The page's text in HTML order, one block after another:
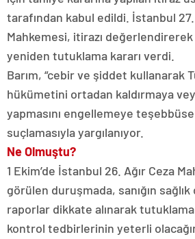
tarafından kabul edildi. İstanbul 27.
Mahkemesi, itirazı değerlendirerek
yeniden tutuklama kararı verdi.
Barım, “cebir ve şiddet kullanarak
hükümetini ortadan kaldırmaya
yapmasını engellemeye teşebbüse
suçlamasıyla yargılanıyor.
Ne Olmuştu?
1 Ekim’de İstanbul 26. Ağır Ceza
görülen duruşmada, sanığın
raporlar dikkate alınarak
kontrol tedbirlerinin yeterli